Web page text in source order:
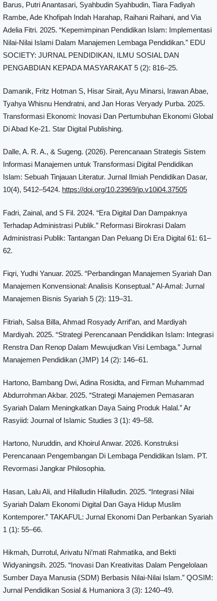
Barus, Putri Anantasari, Syahbudin Syahbudin, Tiara Fadiyah
Rambe, Ade Khofipah Indah Harahap, Raihani Raihani, and Via
Adelia Fitri. 2025. “Kepemimpinan Pendidikan Islam: Implementasi
Nilai-Nilai Islami Dalam Manajemen Lembaga Pendidikan.” EDU
SOCIETY: JURNAL PENDIDIKAN, ILMU SOSIAL DAN
PENGABDIAN KEPADA MASYARAKAT 5 (2): 816–25.
Damanik, Fritz Hotman S, Hisar Sirait, Ayu Minarsi, Irawan Abae,
Tyahya Whisnu Hendratni, and Jan Horas Veryady Purba. 2025.
Transformasi Ekonomi: Inovasi Dan Pertumbuhan Ekonomi Global
Di Abad Ke-21. Star Digital Publishing.
Dalle, A. R. A., & Sugeng. (2026). Perencanaan Strategis Sistem
Informasi Manajemen untuk Transformasi Digital Pendidikan
Islam: Sebuah Tinjauan Literatur. Jurnal Ilmiah Pendidikan Dasar,
10(4), 5412–5424. https://doi.org/10.23969/jp.v10i04.37505
Fadri, Zainal, and S Fil. 2024. “Era Digital Dan Dampaknya
Terhadap Administrasi Publik.” Reformasi Birokrasi Dalam
Administrasi Publik: Tantangan Dan Peluang Di Era Digital 61: 61–
62.
Fiqri, Yudhi Yanuar. 2025. “Perbandingan Manajemen Syariah Dan
Manajemen Konvensional: Analisis Konseptual.” Al-Amal: Jurnal
Manajemen Bisnis Syariah 5 (2): 119–31.
Fitriah, Salsa Billa, Ahmad Rosyady Arrif’an, and Mardiyah
Mardiyah. 2025. “Strategi Perencanaan Pendidikan Islam: Integrasi
Renstra Dan Renop Dalam Mewujudkan Visi Lembaga.” Jurnal
Manajemen Pendidikan (JMP) 14 (2): 146–61.
Hartono, Bambang Dwi, Adina Rosidta, and Firman Muhammad
Abdurrohman Akbar. 2025. “Strategi Manajemen Pemasaran
Syariah Dalam Meningkatkan Daya Saing Produk Halal.” Ar
Rasyiid: Journal of Islamic Studies 3 (1): 49–58.
Hartono, Nuruddin, and Khoirul Anwar. 2026. Konstruksi
Perencanaan Pengembangan Di Lembaga Pendidikan Islam. PT.
Revormasi Jangkar Philosophia.
Hasan, Lalu Ali, and Hilalludin Hilalludin. 2025. “Integrasi Nilai
Syariah Dalam Ekonomi Digital Dan Gaya Hidup Muslim
Kontemporer.” TAKAFUL: Jurnal Ekonomi Dan Perbankan Syariah
1 (1): 55–66.
Hikmah, Durrotul, Arivatu Ni’mati Rahmatika, and Bekti
Widyaningsih. 2025. “Inovasi Dan Kreativitas Dalam Pengelolaan
Sumber Daya Manusia (SDM) Berbasis Nilai-Nilai Islam.” QOSIM:
Jurnal Pendidikan Sosial & Humaniora 3 (3): 1240–49.